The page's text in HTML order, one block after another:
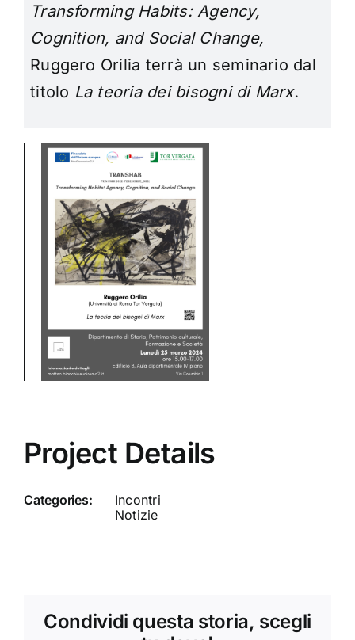
Transforming Habits: Agency,
Cognition, and Social Change,
Ruggero Orilia terrà un seminario dal
titolo La teoria dei bisogni di Marx.
Project Details
Categories:
Incontri
Notizie
Condividi questa storia, scegli